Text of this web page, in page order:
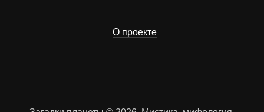
О проекте